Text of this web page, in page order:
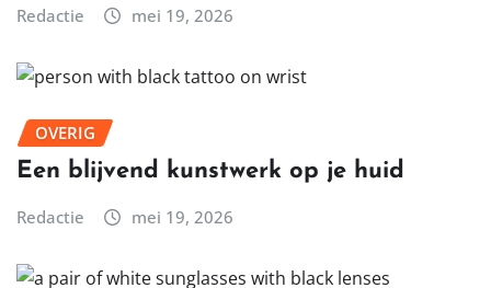
Redactie mei 19, 2026
OVERIG
Een blijvend kunstwerk op je huid
Redactie mei 19, 2026